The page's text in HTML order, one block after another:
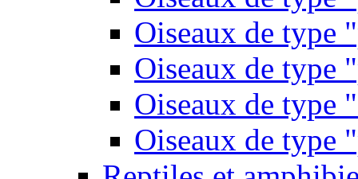
Oiseaux de type
Oiseaux de type
Oiseaux de type
Oiseaux de type